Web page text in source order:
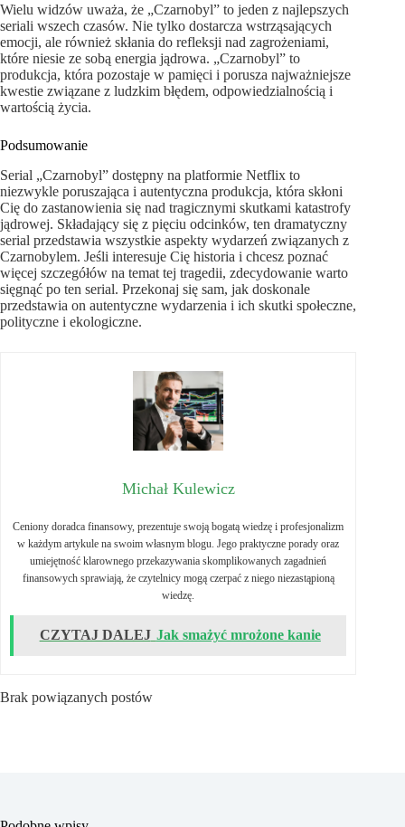
Wielu widzów uważa, że „Czarnobyl” to jeden z najlepszych
seriali wszech czasów. Nie tylko dostarcza wstrząsających
emocji, ale również skłania do refleksji nad zagrożeniami,
które niesie ze sobą energia jądrowa. „Czarnobyl” to
produkcja, która pozostaje w pamięci i porusza najważniejsze
kwestie związane z ludzkim błędem, odpowiedzialnością i
wartością życia.
Podsumowanie
Serial „Czarnobyl” dostępny na platformie Netflix to
niezwykle poruszająca i autentyczna produkcja, która skłoni
Cię do zastanowienia się nad tragicznymi skutkami katastrofy
jądrowej. Składający się z pięciu odcinków, ten dramatyczny
serial przedstawia wszystkie aspekty wydarzeń związanych z
Czarnobylem. Jeśli interesuje Cię historia i chcesz poznać
więcej szczegółów na temat tej tragedii, zdecydowanie warto
sięgnąć po ten serial. Przekonaj się sam, jak doskonale
przedstawia on autentyczne wydarzenia i ich skutki społeczne,
polityczne i ekologiczne.
Michał Kulewicz
Ceniony doradca finansowy, prezentuje swoją bogatą wiedzę i profesjonalizm
w każdym artykule na swoim własnym blogu. Jego praktyczne porady oraz
umiejętność klarownego przekazywania skomplikowanych zagadnień
finansowych sprawiają, że czytelnicy mogą czerpać z niego niezastąpioną
wiedzę.
CZYTAJ DALEJ Jak smażyć mrożone kanie
Brak powiązanych postów